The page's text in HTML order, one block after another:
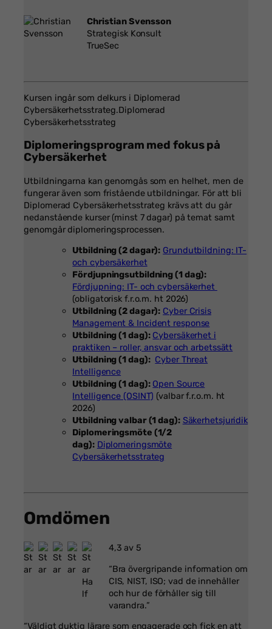
Christian Svensson
Strategisk Konsult
TrueSec
Kursen ingår som delkurs i Diplomerad
Cybersäkerhetsstrateg.Diplomerad
Cybersäkerhetsstrateg
Diplomeringsprogram med fokus på
Cybersäkerhet
Utbildningarna kan genomgås som en helhet, men de
fungerar även som fristående utbildningar. För att bli
Diplomerad Cybersäkerhetsstrateg krävs att du går
nedanstående kurser (minst 7 dagar) på temat samt
genomgår diplomeringsprocessen.
Utbildning (2 dagar): Grundutbildning: IT-
och cybersäkerhet
Fördjupningsutbildning (1 dag):
Fördjupning: IT- och cybersäkerhet
(obligatorisk f.r.o.m. ht 2026)
Utbildning (2 dagar): Cyber Crisis
Management & Incident response
Utbildning (1 dag): Cybersäkerhet i
praktiken – roller, ansvar och arbetssätt
Utbildning (1 dag): Cyber Threat
Intelligence
Utbildning (1 dag): Open Source
Intelligence (OSINT) (valbar f.r.o.m. ht
2026)
Utbildning valbar (1 dag): Säkerhetsjuridik
Diplomeringsmöte (1/2
dag): Diplomeringsmöte
Cybersäkerhetsstrateg
Omdömen
4,3 av 5
“Bra övergripande information om
CIS, NIST, ISO; vad de innehåller
och hur de förhåller sig till
varandra.”
“Väldigt duktig lärare som engagerade och fick en att